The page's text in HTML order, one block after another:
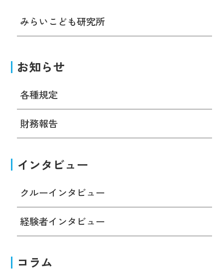
みらいこども研究所
お知らせ
各種規定
財務報告
インタビュー
クルーインタビュー
経験者インタビュー
コラム